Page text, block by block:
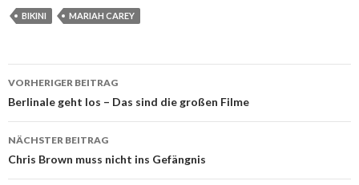
BIKINI MARIAH CAREY
Beitragsnavigation
VORHERIGER BEITRAG
Berlinale geht los – Das sind die großen Filme
NÄCHSTER BEITRAG
Chris Brown muss nicht ins Gefängnis